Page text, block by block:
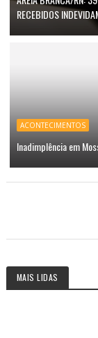
RECEBIDOS
ACONTECIMENTOS
Inadimplência em
MAIS LIDAS